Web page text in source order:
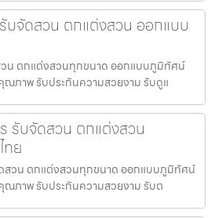
บจัดสวน ตกแต่งสวน ออกแบบ
น ตกแต่งสวนทุกขนาด ออกแบบภูมิทัศน์
ณภาพ รับประกันความสวยงาม รับดูแ
รับจัดสวน ตกแต่งสวน
ย
สวน ตกแต่งสวนทุกขนาด ออกแบบภูมิทัศน์
ณภาพ รับประกันความสวยงาม รับต